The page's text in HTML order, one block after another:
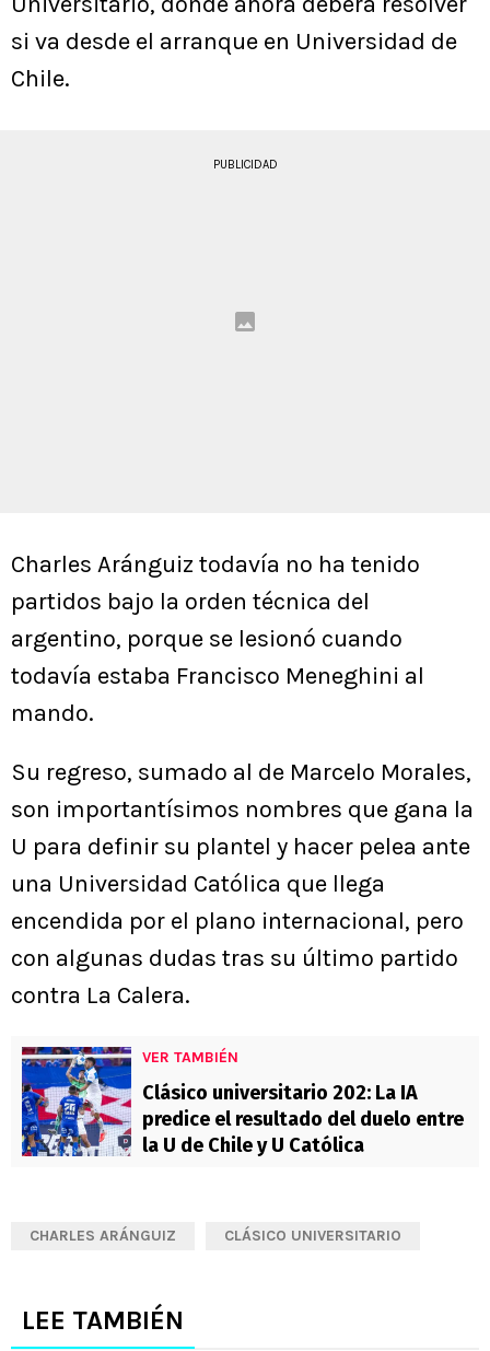
si va desde el arranque en Universidad de
Chile.
PUBLICIDAD
Charles Aránguiz todavía no ha tenido
partidos bajo la orden técnica del
argentino, porque se lesionó cuando
todavía estaba Francisco Meneghini al
mando.
Su regreso, sumado al de Marcelo Morales,
son importantísimos nombres que gana la
U para definir su plantel y hacer pelea ante
una Universidad Católica que llega
encendida por el plano internacional, pero
con algunas dudas tras su último partido
contra La Calera.
VER TAMBIÉN
Clásico universitario 202: La IA
predice el resultado del duelo entre
la U de Chile y U Católica
CHARLES ARÁNGUIZ CLÁSICO UNIVERSITARIO
LEE TAMBIÉN